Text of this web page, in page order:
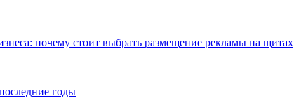
почему стоит выбрать размещение рекламы на щитах
годы